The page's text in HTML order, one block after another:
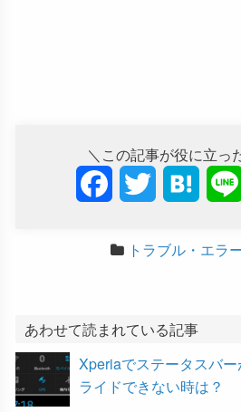
＼この記事が役に立っ
c
b
o
o
t
e
r
t
a
トラブル・エラ
あわせて読まれている記事
Xperiaでステータスバ
ライドできない時は？